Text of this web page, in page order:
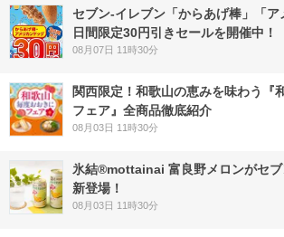
セブン‐イレブン「からあげ棒」「
日間限定30円引きセールを開催中！
08月07日 11時30分
関西限定！和歌山の恵みを味わう『
フェア』全商品徹底紹介
08月03日 11時30分
氷結®mottainai 富良野メロンがセブ
新登場！
08月03日 11時30分